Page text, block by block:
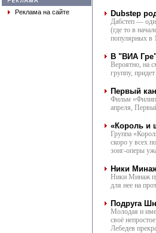
Реклама на сайте Dubstep
Дабстеп —
(где то в
популярных в
В "ВИА
Вероятно, на
группу,
Первый
Фильм
апреля,
«Король и
Группа
скоро у всех
зонг-оперы
Ники
Ники Минаж
для нее на
Подруга
Молодая и
своё
Лебедев